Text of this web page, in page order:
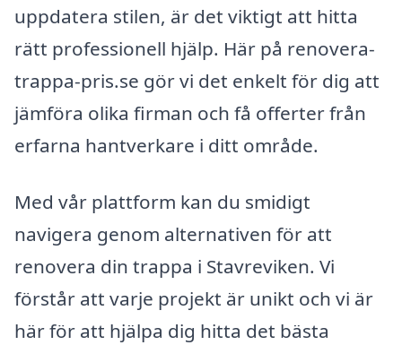
uppdatera stilen, är det viktigt att hitta
rätt professionell hjälp. Här på renovera-
trappa-pris.se gör vi det enkelt för dig att
jämföra olika firman och få offerter från
erfarna hantverkare i ditt område.
Med vår plattform kan du smidigt
navigera genom alternativen för att
renovera din trappa i Stavreviken. Vi
förstår att varje projekt är unikt och vi är
här för att hjälpa dig hitta det bästa